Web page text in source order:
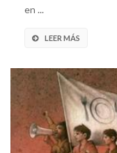
en ...
LEER MÁS